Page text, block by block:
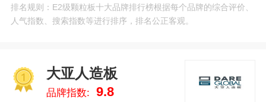
致力于用最真实的数据告诉您E2级颗粒板什么牌子好，
供您参考。
排名规则：E2级颗粒板十大品牌排行榜根据每个品牌的综合评价、
人气指数、搜索指数等进行排序，排名公正客观。
大亚人造板
品牌指数: 9.8